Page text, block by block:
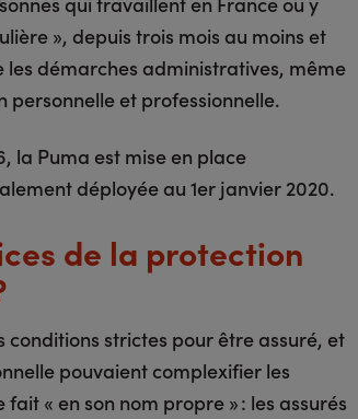
», depuis trois mois au moins et
les démarches administratives, même
personnelle et professionnelle.
la Puma est mise en place
déployée au 1er janvier 2020.
de la protection
conditions strictes pour être assuré, et
pouvaient complexifier les
« en son nom propre » : les assurés